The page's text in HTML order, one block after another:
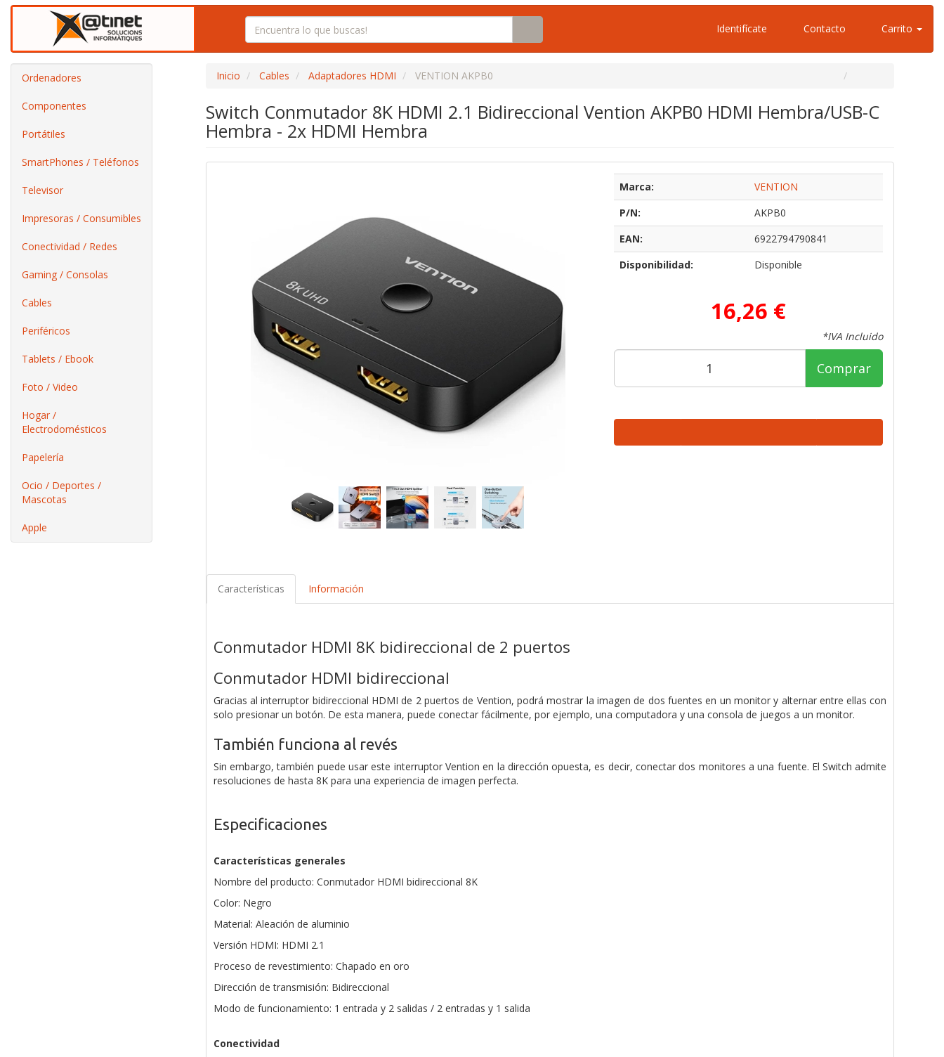
Identifícate Contacto Carrito
Ordenadores
Componentes
Portátiles
SmartPhones / Teléfonos
Televisor
Impresoras / Consumibles
Conectividad / Redes
Gaming / Consolas
Cables
Periféricos
Tablets / Ebook
Foto / Video
Hogar /
Electrodomésticos
Papelería
Ocio / Deportes /
Mascotas
Apple
Inicio Cables Adaptadores HDMI VENTION AKPB0
Switch Conmutador 8K HDMI 2.1 Bidireccional Vention AKPB0 HDMI Hembra/USB-C
Hembra - 2x HDMI Hembra
Marca:
VENTION
P/N:
AKPB0
EAN:
6922794790841
Disponibilidad:
Disponible
16,26 €
*IVA Incluido
Comprar
Características Información
Conmutador HDMI 8K bidireccional de 2 puertos
Conmutador HDMI bidireccional
Gracias al interruptor bidireccional HDMI de 2 puertos de Vention, podrá mostrar la imagen de dos fuentes en un monitor y alternar entre ellas con
solo presionar un botón. De esta manera, puede conectar fácilmente, por ejemplo, una computadora y una consola de juegos a un monitor.
También funciona al revés
Sin embargo, también puede usar este interruptor Vention en la dirección opuesta, es decir, conectar dos monitores a una fuente. El Switch admite
resoluciones de hasta 8K para una experiencia de imagen perfecta.
Especificaciones
Características generales
Nombre del producto: Conmutador HDMI bidireccional 8K
Color: Negro
Material: Aleación de aluminio
Versión HDMI: HDMI 2.1
Proceso de revestimiento: Chapado en oro
Dirección de transmisión: Bidireccional
Modo de funcionamiento: 1 entrada y 2 salidas / 2 entradas y 1 salida
Conectividad